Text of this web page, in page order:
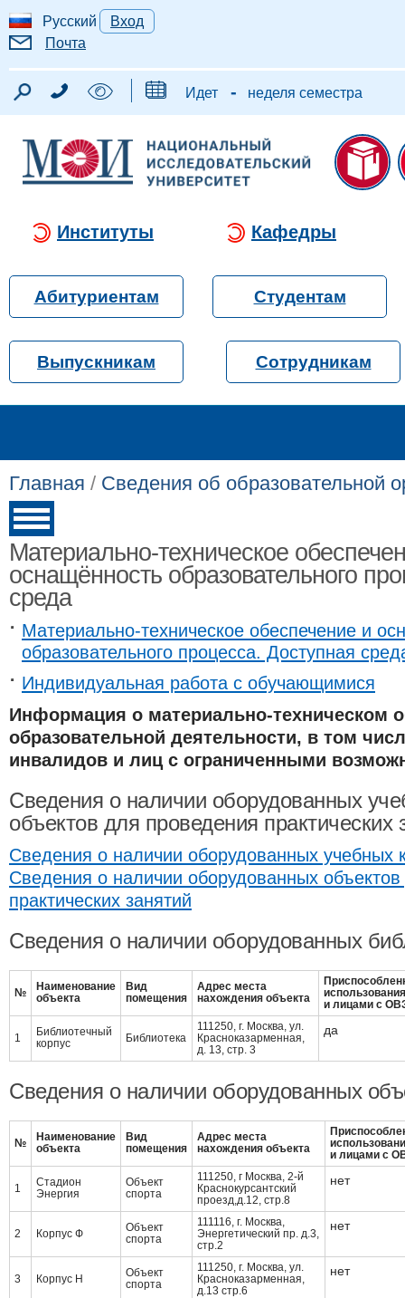
Русский
Вход
Почта
Идет - неделя семестра
Институты Кафедры
Абитуриентам Студентам
Выпускникам Сотрудникам
Главная / Сведения об образовательной
Материально-техническое
оснащённость образовательного
среда
Материально-техническое обеспечение и
образовательного процесса. Доступная
Индивидуальная работа с обучающимися
Информация о материально-техническом
образовательной деятельности, в том
инвалидов и лиц с ограниченными
Сведения о наличии оборудованных
объектов для проведения практических
Сведения о наличии оборудованных учебных
Сведения о наличии оборудованных
практических занятий
Сведения о наличии оборудованных
№
Наименование
объекта
Вид
помещения
Адрес места
нахождения объекта
и лицами с
1
Библиотечный
корпус
Библиотека
111250, г. Москва, ул.
Красноказарменная,
д. 13, стр. 3
да
Сведения о наличии оборудованных
№
Наименование
объекта
Вид
помещения
Адрес места
нахождения объекта
и лицами с
1
Стадион
Энергия
Объект
спорта
111250, г Москва, 2-й
Краснокурсантский
проезд,д.12, стр.8
нет
2 Корпус Ф
Объект
спорта
111116, г. Москва,
Энергетический пр. д.3,
стр.2
нет
3 Корпус Н
Объект
спорта
111250, г. Москва, ул.
Красноказарменная,
д.13 стр.6
нет